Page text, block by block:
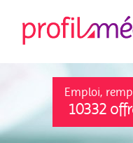
Emploi,
10332